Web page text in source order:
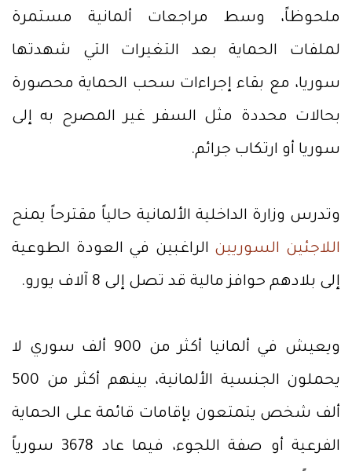
ملحوظاً، وسط مراجعات ألمانية مستمرة
لملفات الحماية بعد التغيرات التي شهدتها
سوريا، مع بقاء إجراءات سحب الحماية محصورة
بحالات محددة مثل السفر غير المصرح به إلى
سوريا أو ارتكاب جرائم.
وتدرس وزارة الداخلية الألمانية حالياً مقترحاً يمنح
اللاجئين السوريين الراغبين في العودة الطوعية
إلى بلادهم حوافز مالية قد تصل إلى 8 آلاف يورو.
ويعيش في ألمانيا أكثر من 900 ألف سوري لا
يحملون الجنسية الألمانية، بينهم أكثر من 500
ألف شخص يتمتعون بإقامات قائمة على الحماية
الفرعية أو صفة اللجوء، فيما عاد 3678 سورياً